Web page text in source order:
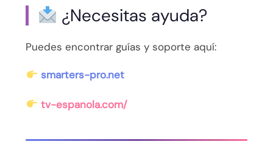
¿Necesitas ayuda?
Puedes encontrar guías y soporte aquí:
smarters-pro.net
tv-espanola.com/